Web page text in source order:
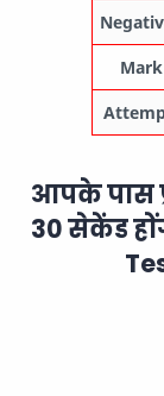
आपके पास
30 सेकेंड